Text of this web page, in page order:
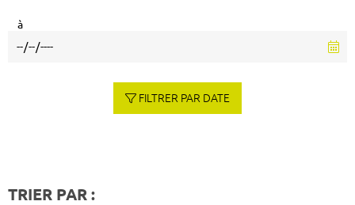
à
FILTRER PAR DATE
TRIER PAR :